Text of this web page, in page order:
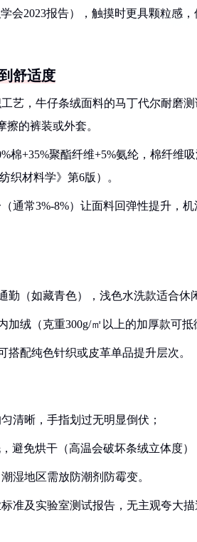
会2023报告），触摸时更具颗粒感
舒适度
艺，牛仔条绒面料的马丁代尔耐磨
擦的裤装或外套。
棉+35%聚酯纤维+5%氨纶，棉纤维
织材料学》第6版）。
通常3%-8%）让面料回弹性提升，
勤（如藏青色），浅色水洗款适合休
加绒（克重300g/㎡以上的加厚款可抵
搭配纯色针织或皮革单品提升层次。
清晰，手指划过无明显倒伏；
避免烘干（高温会破坏条绒立体度）
湿地区需放防潮剂防霉变。
准及实验室测试报告，无主观夸大描